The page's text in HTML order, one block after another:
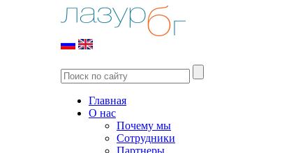
Главная
О нас
Почему мы
Сотрудники
Партнеры